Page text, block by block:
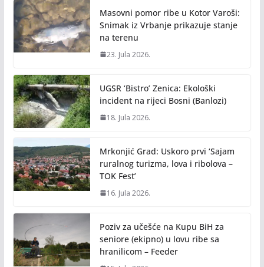
Masovni pomor ribe u Kotor Varoši:
Snimak iz Vrbanje prikazuje stanje
na terenu
23. Jula 2026.
UGSR ‘Bistro’ Zenica: Ekološki
incident na rijeci Bosni (Banlozi)
18. Jula 2026.
Mrkonjić Grad: Uskoro prvi ‘Sajam
ruralnog turizma, lova i ribolova –
TOK Fest’
16. Jula 2026.
Poziv za učešće na Kupu BiH za
seniore (ekipno) u lovu ribe sa
hranilicom – Feeder